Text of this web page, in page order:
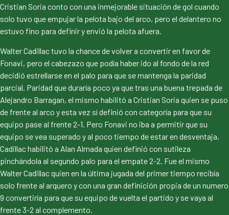
Cristian Soria conto con una inmejorable situación de gol cuando
solo tuvo que empujar la pelota bajo del arco, pero el delantero no
estuvo fino para definir y envió la pelota afuera.
Walter Cadillac tuvo la chance de volver a convertir en favor de
Fonavi, pero el cabezazo que podía haber ido al fondo de la red
decidió estrellarse en el palo para que se mantenga la paridad
parcial. Paridad que duraría poco ya que tras una buena trepada de
Alejandro Barragan, el mismo habilitó a Cristian Soria quien se puso
de frente al arco y esta vez sí definió con categoría para que su
equipo pase al frente 2-1. Pero Fonavi no iba a permitir que su
equipo se vea superado y al poco tiempo de estar en desventaja,
Cadillac habilitó a Alan Almada quien definió con sutileza
pinchándola al segundo palo para el empate 2-2. Fue el mismo
Walter Cadillac quien en la última jugada del primer tiempo recibía
solo frente al arquero y con una gran definición propia de un numero
9 convertiría para que su equipo de vuelta el partido y se vaya al
frente 3-2 al complemento.